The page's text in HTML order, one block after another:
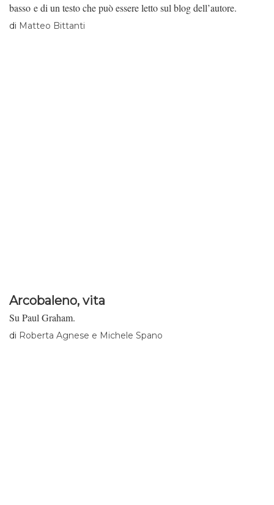
basso e di un testo che può essere letto sul blog dell’autore.
di Matteo Bittanti
Arcobaleno, vita
Su Paul Graham.
di Roberta Agnese e Michele Spano